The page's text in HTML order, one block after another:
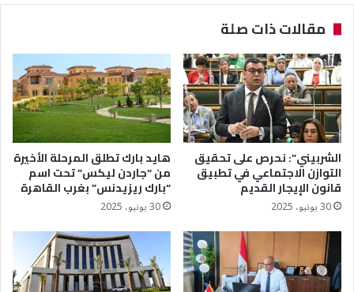
مقالات ذات صلة
الشربيني”: نحرص على تحقيق
التوازن الاجتماعي في تطبيق
قانون الإيجار القديم
30 يونيو، 2025
هايد بارك تطلق المرحلة الأخيرة
من “جاردن ليكس” تحت اسم
“بارك ريزيدنس” بغرب القاهرة
30 يونيو، 2025